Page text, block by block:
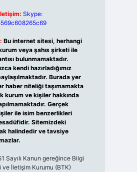
Skype:
Bu internet sitesi, herhangi
veya şahıs şirketi ile
bulunmamaktadır.
kendi hazırladığımız
Burada yer
haber niteliği taşımamakta
kurum ve kişiler hakkında
Gerçek
ile isim benzerlikleri
Sitemizdeki
halindedir ve tavsiye
Sayılı Kanun gereğince Bilgi
İletişim Kurumu (BTK)